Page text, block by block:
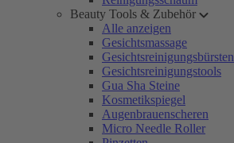
Beauty Tools & Zubehör
Alle anzeigen
Gesichtsmassage
Gesichtsreinigungsbürsten
Gesichtsreinigungstools
Gua Sha Steine
Kosmetikspiegel
Augenbrauenscheren
Micro Needle Roller